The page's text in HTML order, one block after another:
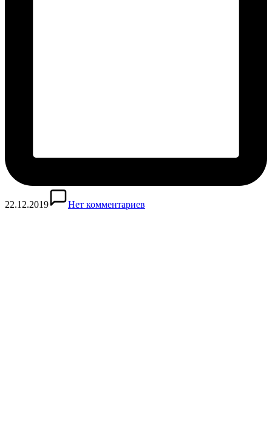
22.12.2019 Нет комментариев